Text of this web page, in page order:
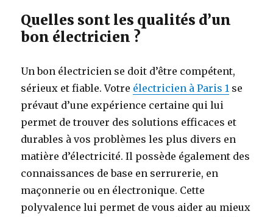
Quelles sont les qualités d’un
bon électricien ?
Un bon électricien se doit d’être compétent,
sérieux et fiable. Votre électricien à Paris 1 se
prévaut d’une expérience certaine qui lui
permet de trouver des solutions efficaces et
durables à vos problèmes les plus divers en
matière d’électricité. Il possède également des
connaissances de base en serrurerie, en
maçonnerie ou en électronique. Cette
polyvalence lui permet de vous aider au mieux